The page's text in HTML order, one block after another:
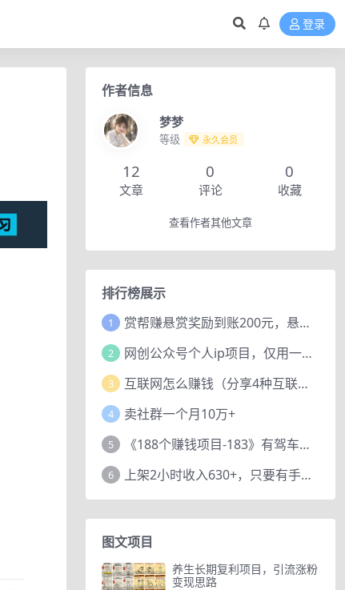
登录
作者信息
梦梦
等级 永久会员
12
文章
0
评论
0
收藏
查看作者其他文章
排行榜展示
1 赏帮赚悬赏奖励到账200元，悬赏任务多劳多得，人人可做。
2 网创公众号个人ip项目，仅用一篇文章做到全网引流！
3 互联网怎么赚钱（分享4种互联网赚钱模式）
4 卖社群一个月10万+
5 《188个赚钱项目-183》有驾车评项目，动动小手，复制粘贴赚44元！
6 上架2小时收入630+，只要有手就能做的AI搞钱项目，奶奶看完都能学会!
图文项目
养生长期复利项目，引流涨粉
变现思路